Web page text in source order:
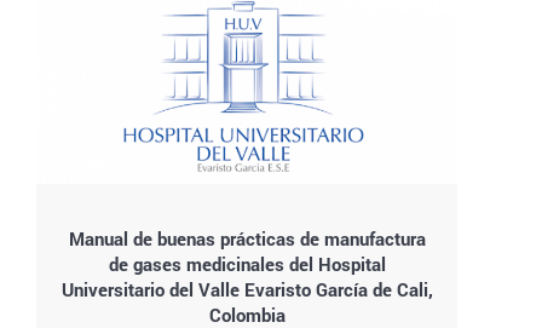
Manual de buenas prácticas de manufactura
de gases medicinales del Hospital
Universitario del Valle Evaristo García de Cali,
Colombia